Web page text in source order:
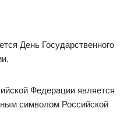
День Государственного
Федерации является
символом Российской